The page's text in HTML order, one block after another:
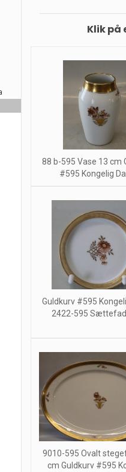
Klik på
88 b-595 Vase 13 cm
#595 Kongelig
Guldkurv #595
2422-595
9010-595 Ovalt
cm Guldkurv #595